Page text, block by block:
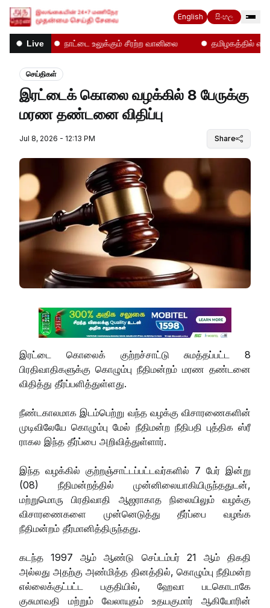
English සිංහල
Live நாட்டை உலுக்கும் சீரற்ற வானிலை தமிழகத்தில் என்ன
செய்திகள்
இரட்டைக் கொலை வழக்கில் 8 பேருக்கு
மரண தண்டனை விதிப்பு
Jul 8, 2026 - 12:13 PM Share
இரட்டை கொலைக் குற்றச்சாட்டு சுமத்தப்பட்ட 8
பிரதிவாதிகளுக்கு கொழும்பு நீதிமன்றம் மரண தண்டனை
விதித்து தீர்ப்பளித்துள்ளது.
நீண்டகாலமாக இடம்பெற்று வந்த வழக்கு விசாரணைகளின்
முடிவிலேயே கொழும்பு மேல் நீதிமன்ற நீதிபதி புத்திக ஸ்ரீ
ராகல இந்த தீர்ப்பை அறிவித்துள்ளார்.
இந்த வழக்கில் குற்றஞ்சாட்டப்பட்டவர்களில் 7 பேர் இன்று
(08) நீதிமன்றத்தில் முன்னிலையாகியிருந்ததுடன்,
மற்றுமொரு பிரதிவாதி ஆஜராகாத நிலையிலும் வழக்கு
விசாரணைகளை முன்னெடுத்து தீர்ப்பை வழங்க
நீதிமன்றம் தீர்மானித்திருந்தது.
கடந்த 1997 ஆம் ஆண்டு செப்டம்பர் 21 ஆம் திகதி
அல்லது அதற்கு அண்மித்த தினத்தில், கொழும்பு நீதிமன்ற
எல்லைக்குட்பட்ட பகுதியில், ஹேவா படகொடாகே
குசுமாவதி மற்றும் வேலாயுதம் உதயகுமார் ஆகியோரின்